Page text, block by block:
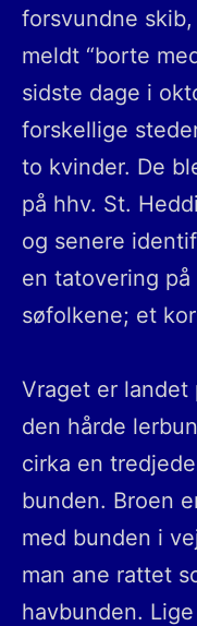
forsvundne
meldt “borte
sidste dage i
forskellige
to kvinder. De
på hhv. St.
og senere
en tatovering
søfolkene; et
Vraget er landet
den hårde
cirka en
bunden. Broen
med bunden i
man ane rattet
havbunden.